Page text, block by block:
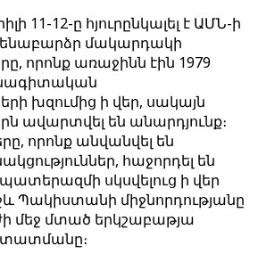
11-12-ը հյուրընկալել է ԱՄՆ-ի
մակարդակի
որոնք առաջինն էին 1979
խզումից ի վեր, սակայն
ավարտվել են անարդյունք։
որոնք անվանվել են
հաջորդել են
սկսվելուց ի վեր
Պակիստանի միջնորդությանը
մեջ մտած երկշաբաթյա